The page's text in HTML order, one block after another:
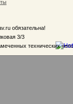
обязательна!
3/3
технических